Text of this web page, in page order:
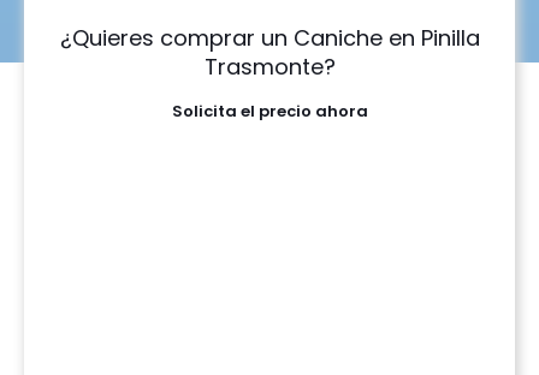
¿Quieres comprar un Caniche en Pinilla
Trasmonte?
Solicita el precio ahora